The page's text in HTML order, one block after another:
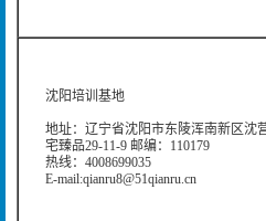
沈阳培训基地
地址：辽宁省沈阳市东陵浑南新区沈
宅臻品29-11-9 邮编：110179
热线：4008699035
E-mail:qianru8@51qianru.cn